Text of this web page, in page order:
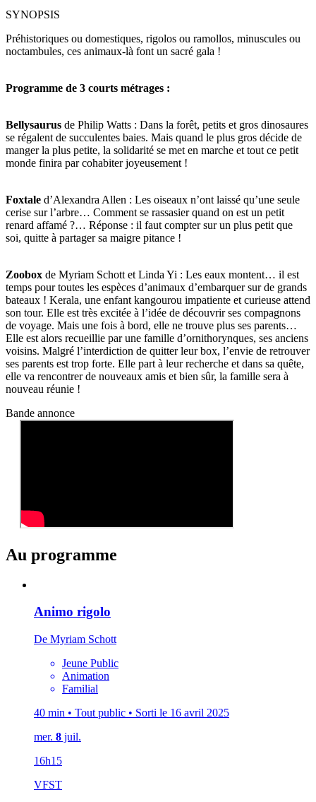
SYNOPSIS
Préhistoriques ou domestiques, rigolos ou ramollos, minuscules ou
noctambules, ces animaux-là font un sacré gala !
Programme de 3 courts métrages :
Bellysaurus de Philip Watts : Dans la forêt, petits et gros dinosaures
se régalent de succulentes baies. Mais quand le plus gros décide de
manger la plus petite, la solidarité se met en marche et tout ce petit
monde finira par cohabiter joyeusement !
Foxtale d’Alexandra Allen : Les oiseaux n’ont laissé qu’une seule
cerise sur l’arbre… Comment se rassasier quand on est un petit
renard affamé ?… Réponse : il faut compter sur un plus petit que
soi, quitte à partager sa maigre pitance !
Zoobox de Myriam Schott et Linda Yi : Les eaux montent… il est
temps pour toutes les espèces d’animaux d’embarquer sur de grands
bateaux ! Kerala, une enfant kangourou impatiente et curieuse attend
son tour. Elle est très excitée à l’idée de découvrir ses compagnons
de voyage. Mais une fois à bord, elle ne trouve plus ses parents…
Elle est alors recueillie par une famille d’ornithorynques, ses anciens
voisins. Malgré l’interdiction de quitter leur box, l’envie de retrouver
ses parents est trop forte. Elle part à leur recherche et dans sa quête,
elle va rencontrer de nouveaux amis et bien sûr, la famille sera à
nouveau réunie !
Bande annonce
Au programme
Animo rigolo
De Myriam Schott
Jeune Public
Animation
Familial
40 min • Tout public • Sorti le 16 avril 2025
mer. 8 juil.
16h15
VFST